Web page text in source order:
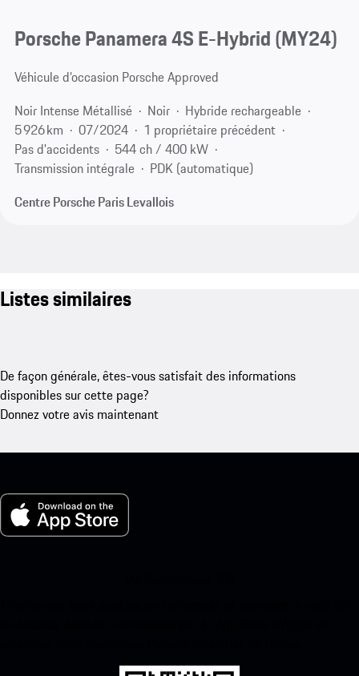
Porsche Panamera 4S E-Hybrid (MY24)
Véhicule d’occasion Porsche Approved
Noir Intense Métallisé
Noir
Hybride rechargeable
5 926 km
07/2024
1 propriétaire précédent
Pas d'accidents
544 ch / 400 kW
Transmission intégrale
PDK (automatique)
Centre Porsche Paris Levallois
Listes similaires
De façon générale, êtes-vous satisfait des informations
disponibles sur cette page?
Donnez votre avis maintenant